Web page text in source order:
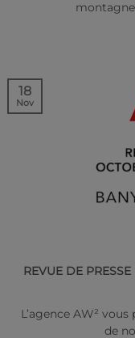
REVUE DE
L’agence AW²
de
18
Nov